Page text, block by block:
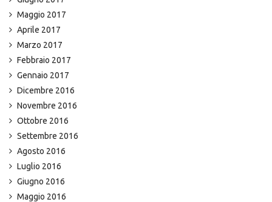
Maggio 2017
Aprile 2017
Marzo 2017
Febbraio 2017
Gennaio 2017
Dicembre 2016
Novembre 2016
Ottobre 2016
Settembre 2016
Agosto 2016
Luglio 2016
Giugno 2016
Maggio 2016